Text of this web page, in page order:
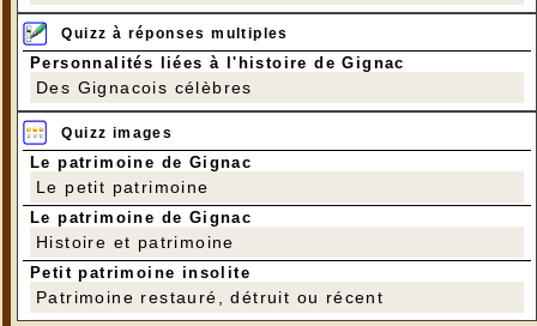
Quizz à réponses multiples
Personnalités liées à l'histoire de Gignac
Des Gignacois célèbres
Quizz images
Le patrimoine de Gignac
Le petit patrimoine
Le patrimoine de Gignac
Histoire et patrimoine
Petit patrimoine insolite
Patrimoine restauré, détruit ou récent